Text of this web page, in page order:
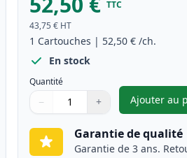
TTC
43,75 € HT
1 Cartouches | 52,50 € /ch.
En stock
Quantité
Quantité
Utilisez les boutons pour ajuster
− +
Quantité
Ajouter au
,
Garantie de qualité
Garantie de 3 ans.